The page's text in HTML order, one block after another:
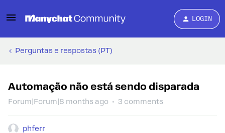
LOGIN
Perguntas e respostas (PT)
Automação não está sendo disparada
Forum|Forum|8 months ago 3 comments
phferr